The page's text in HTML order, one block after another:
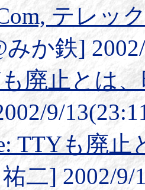
テレッ
みか鉄]
廃止とは
9/
TTYも廃止
祐二] 2002/9/